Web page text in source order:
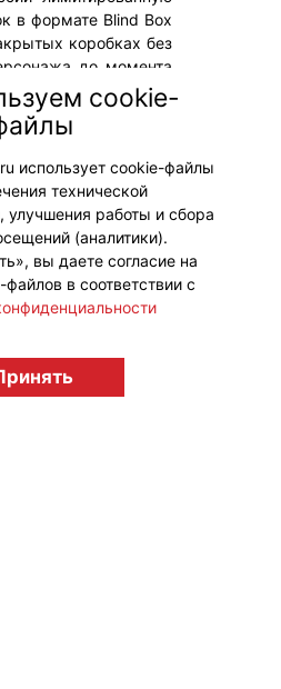
в формате Blind Box
коробках без
до момента
к выходу
игрового
СКВОЗЬ
2009-2026 12+
cookie-
использует cookie-файлы
технической
улучшения работы и сбора
(аналитики).
вы даете согласие на
в соответствии с